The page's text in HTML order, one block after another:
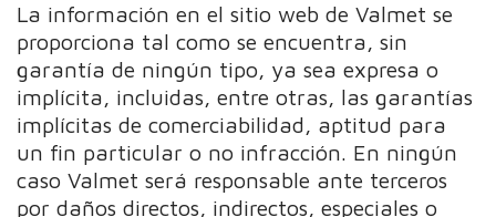
La información en el sitio web de Valmet se
proporciona tal como se encuentra, sin
garantía de ningún tipo, ya sea expresa o
implícita, incluidas, entre otras, las garantías
implícitas de comerciabilidad, aptitud para
un fin particular o no infracción. En ningún
caso Valmet será responsable ante terceros
por daños directos, indirectos, especiales o